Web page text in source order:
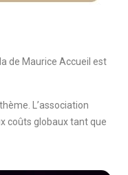
de Maurice Accueil est
L’association
coûts globaux tant que